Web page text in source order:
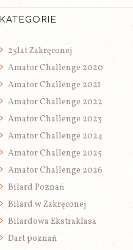
KATEGORIE
25lat Zakręconej
Amator Challenge 2020
Amator Challenge 2021
Amator Challenge 2022
Amator Challenge 2023
Amator Challenge 2024
Amator Challenge 2025
Amator Challenge 2026
Bilard Poznań
Bilard w Zakręconej
Bilardowa Ekstraklasa
Dart poznań